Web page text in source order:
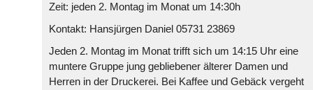
Zeit: jeden 2. Montag im Monat um 14:30h
Kontakt: Hansjürgen Daniel 05731 23869
Jeden 2. Montag im Monat trifft sich um 14:15 Uhr eine
muntere Gruppe jung gebliebener älterer Damen und
Herren in der Druckerei. Bei Kaffee und Gebäck vergeht